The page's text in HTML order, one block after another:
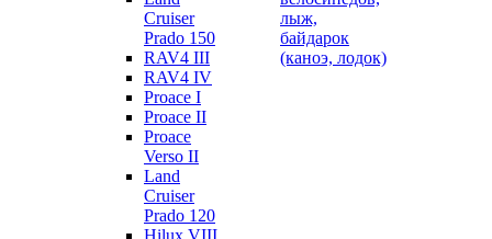
Cruiser
Prado 150
RAV4 III
RAV4 IV
Proace I
Proace II
Proace
Verso II
Land
Cruiser
Prado 120
Hilux VIII
лыж,
байдарок
(каноэ, лодок)